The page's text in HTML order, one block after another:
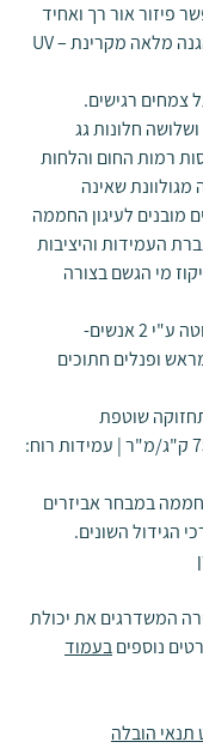
פיזור אור רך ואחיד
בשעות היום, תוך הגנה מלאה מקרינת – UV
צמחים רגישים.
חלונות גג
רמות החום והלחות
שאינה
מובנים לעיגון החממה
העמידות והיציבות
מי הגשם בצורה
הרכבה עצמית פשוטה ע"י 2 אנשים-
ופנלים חתוכים
שוטפת
יכולת נשיאה: עד 75 ק"ג/מ"ר | עמידות רוח:
במבחר אביזרים
הגידול השונים.
המשדרגים את יכולת
נוספיםבעמוד
תנאי הובלה